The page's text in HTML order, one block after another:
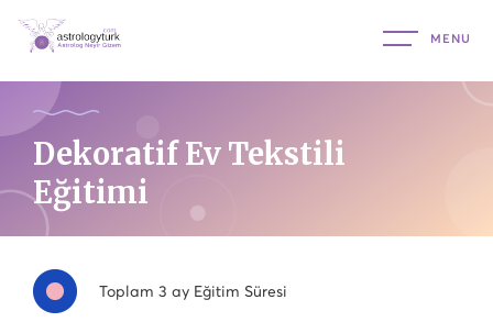
Dekoratif Ev Tekstili
Eğitimi
Toplam 3 ay Eğitim Süresi